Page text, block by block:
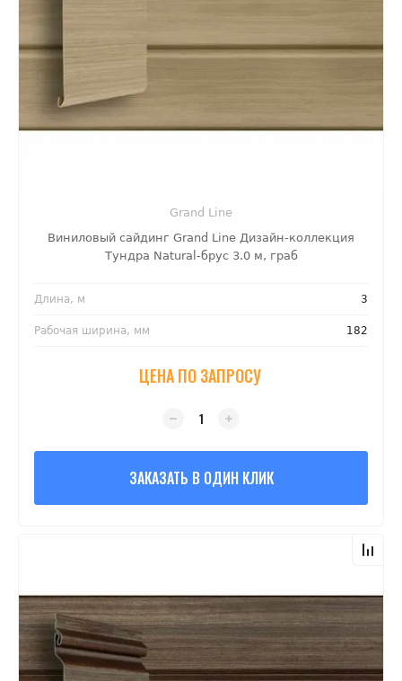
Grand Line
Виниловый сайдинг Grand Line Дизайн-коллекция
Тундра Natural-брус 3.0 м, граб
Длина, м 3
Рабочая ширина, мм 182
ЦЕНА ПО ЗАПРОСУ
ЗАКАЗАТЬ В ОДИН КЛИК